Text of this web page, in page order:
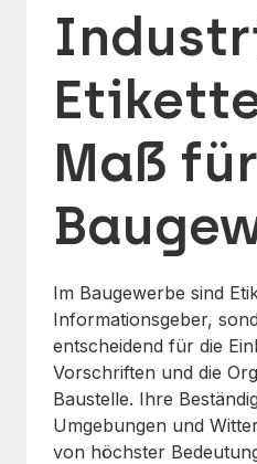
Maß
Im Baugewerbe sind
Informationsgeber,
entscheidend für die
Vorschriften und die
Baustelle. Ihre
Umgebungen und
von höchster